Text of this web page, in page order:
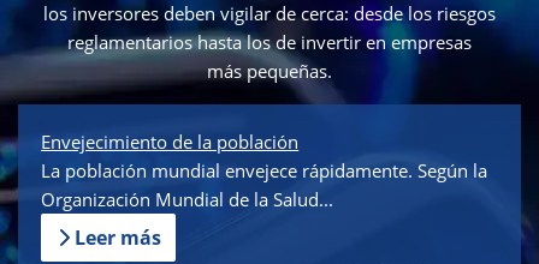
los inversores deben vigilar de cerca: desde los riesgos
reglamentarios hasta los de invertir en empresas
más pequeñas.
Envejecimiento de la población
La población mundial envejece rápidamente. Según la
Organización Mundial de la Salud...
Leer más